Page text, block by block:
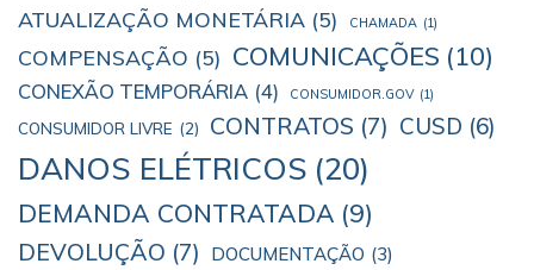
ATUALIZAÇÃO MONETÁRIA (5) CHAMADA (1)
COMPENSAÇÃO (5) COMUNICAÇÕES (10)
CONEXÃO TEMPORÁRIA (4) CONSUMIDOR.GOV (1)
CONSUMIDOR LIVRE (2) CONTRATOS (7) CUSD (6)
DANOS ELÉTRICOS (20)
DEMANDA CONTRATADA (9)
DEVOLUÇÃO (7) DOCUMENTAÇÃO (3)